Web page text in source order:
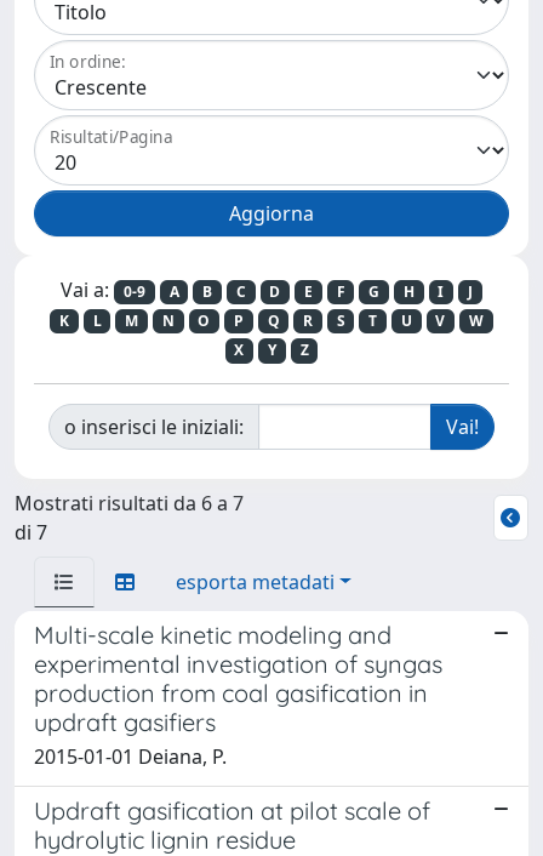
In ordine:
Risultati/Pagina
Vai a: 0-9 A B C D E F G H I
J
K
L M N O P Q R S T U V
W
X
Y Z
o inserisci le iniziali:
Mostrati risultati da 6 a 7
di 7
esporta metadati
Multi-scale kinetic modeling and
experimental investigation of syngas
production from coal gasification in
updraft gasifiers
2015-01-01 Deiana, P.
Updraft gasification at pilot scale of
hydrolytic lignin residue